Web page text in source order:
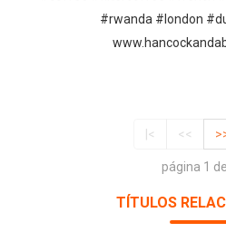
#rwanda #london
|< <<
página 1
TÍTULOS